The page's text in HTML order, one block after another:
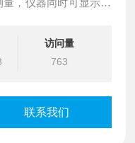
，仪器同时可显示光
访问量
763
联系我们